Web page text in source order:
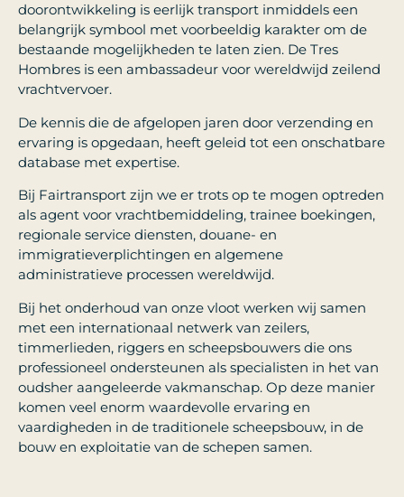
doorontwikkeling is eerlijk transport inmiddels een
belangrijk symbool met voorbeeldig karakter om de
bestaande mogelijkheden te laten zien. De Tres
Hombres is een ambassadeur voor wereldwijd zeilend
vrachtvervoer.
De kennis die de afgelopen jaren door verzending en
ervaring is opgedaan, heeft geleid tot een onschatbare
database met expertise.
Bij Fairtransport zijn we er trots op te mogen optreden
als agent voor vrachtbemiddeling, trainee boekingen,
regionale service diensten, douane- en
immigratieverplichtingen en algemene
administratieve processen wereldwijd.
Bij het onderhoud van onze vloot werken wij samen
met een internationaal netwerk van zeilers,
timmerlieden, riggers en scheepsbouwers die ons
professioneel ondersteunen als specialisten in het van
oudsher aangeleerde vakmanschap. Op deze manier
komen veel enorm waardevolle ervaring en
vaardigheden in de traditionele scheepsbouw, in de
bouw en exploitatie van de schepen samen.